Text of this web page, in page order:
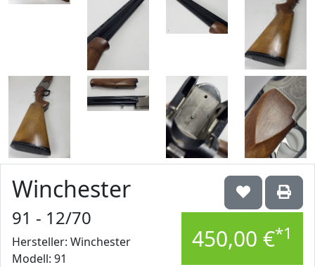
450,00 €*1
Winchester
91 - 12/70
Hersteller: Winchester
Modell: 91